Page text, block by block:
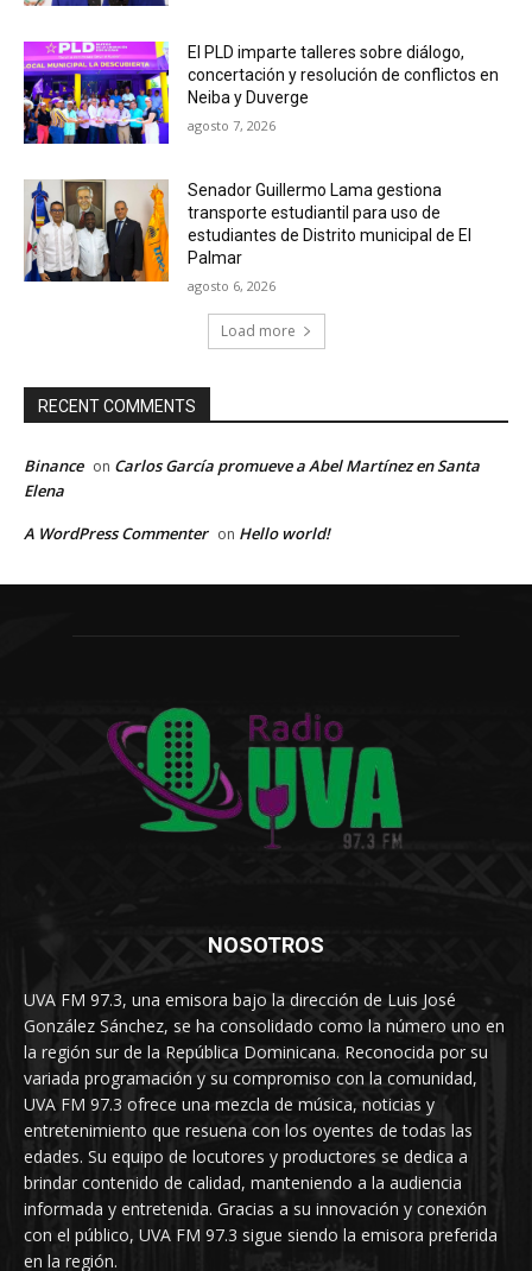
El PLD imparte talleres sobre diálogo,
concertación y resolución de conflictos en
Neiba y Duverge
agosto 7, 2026
Senador Guillermo Lama gestiona
transporte estudiantil para uso de
estudiantes de Distrito municipal de El
Palmar
agosto 6, 2026
Load more
RECENT COMMENTS
Binance on Carlos García promueve a Abel Martínez en Santa
Elena
A WordPress Commenter on Hello world!
NOSOTROS
UVA FM 97.3, una emisora bajo la dirección de Luis José
González Sánchez, se ha consolidado como la número uno en
la región sur de la República Dominicana. Reconocida por su
variada programación y su compromiso con la comunidad,
UVA FM 97.3 ofrece una mezcla de música, noticias y
entretenimiento que resuena con los oyentes de todas las
edades. Su equipo de locutores y productores se dedica a
brindar contenido de calidad, manteniendo a la audiencia
informada y entretenida. Gracias a su innovación y conexión
con el público, UVA FM 97.3 sigue siendo la emisora preferida
en la región.